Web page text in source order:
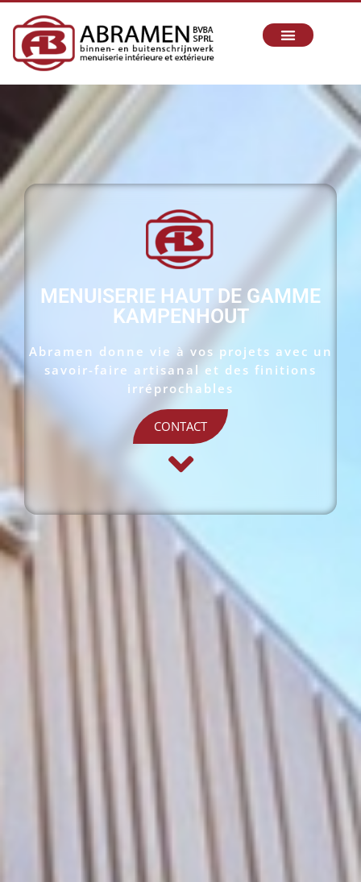
MENUISERIE HAUT DE GAMME
KAMPENHOUT
Abramen donne vie à vos projets avec un
savoir-faire artisanal et des finitions
irréprochables
CONTACT